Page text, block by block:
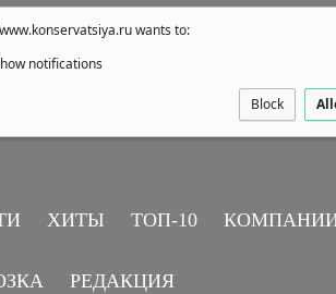
wants to:
notifications
Block
ХИТЫ ТОП-10
РЕДАКЦИЯ